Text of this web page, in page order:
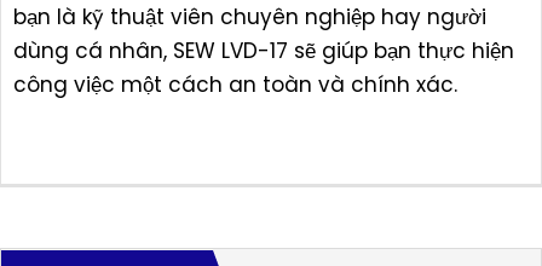
bạn là kỹ thuật viên chuyên nghiệp hay người
dùng cá nhân, SEW LVD-17 sẽ giúp bạn thực hiện
công việc một cách an toàn và chính xác.